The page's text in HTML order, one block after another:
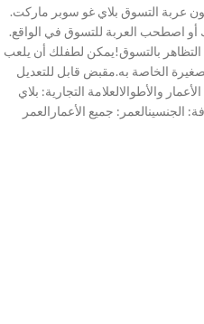
عربة التسوق بلاي غو سوبر ماركت.
اصطحب العربة للتسوق في الواقع.
التظاهر بالتسوق!يمكن لطفلك أن يلعب
الخاصة به.مقبض قابل للتعديل
والأطوالالعلامة التجارية: بلاي
الجنسينالعمر: جميع الأعمارالعمر